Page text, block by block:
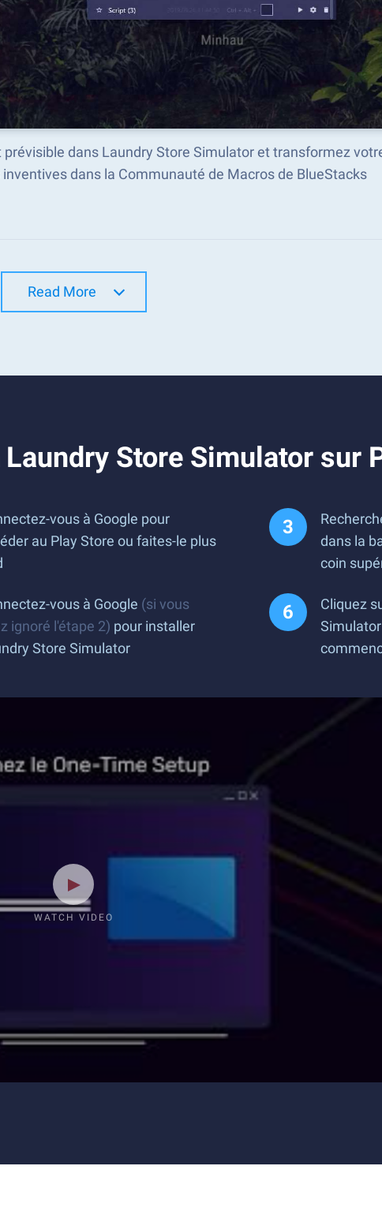
dans Laundry Store Simulator et transformez
dans la Communauté de Macros de BlueStacks
Read More
Store Simulator sur
vous à Google pour
au Play Store ou faites-le plus
dans la
coin
vous à Google (si vous
ignoré l'étape 2) pour installer
Store Simulator
Cliquez
WATCH VIDEO